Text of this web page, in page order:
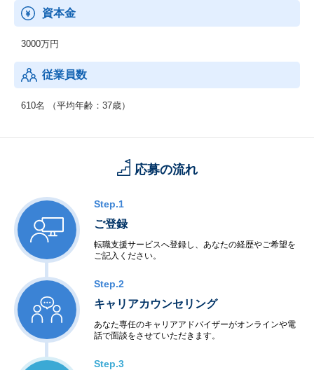
日本通運(株)グループ各社からのIT全般に関する問い合わせ対応を
行っています。
資本金
3000万円
従業員数
610名 （平均年齢：37歳）
応募の流れ
Step.1
ご登録
転職支援サービスへ登録し、あなたの経歴やご希望を
ご記入ください。
Step.2
キャリアカウンセリング
あなた専任のキャリアアドバイザーがオンラインや電
話で面談をさせていただきます。
Step.3